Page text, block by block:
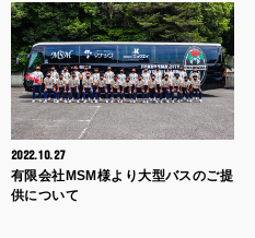
2022.10.27
有限会社MSM様より大型バスのご提
供について